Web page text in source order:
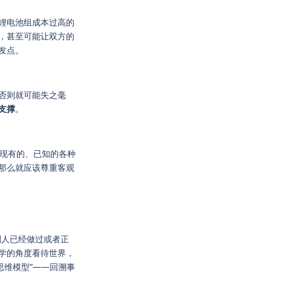
电池组成本过高的
甚至可能让双方的
。
则就可能失之毫
撑。
有的、已知的各种
么就应该尊重客观
已经做过或者正
的角度看待世界，
维模型”——回溯事